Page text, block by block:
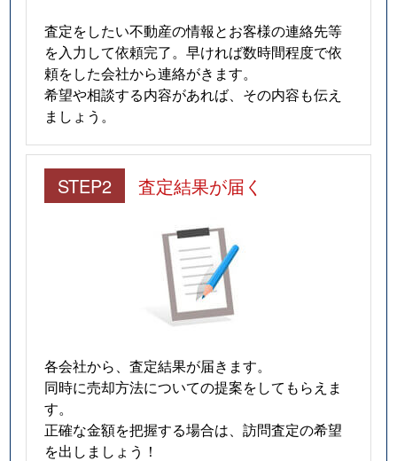
査定をしたい不動産の情報とお客様の連絡先等
を入力して依頼完了。早ければ数時間程度で依
頼をした会社から連絡がきます。
希望や相談する内容があれば、その内容も伝え
ましょう。
STEP2 査定結果が届く
各会社から、査定結果が届きます。
同時に売却方法についての提案をしてもらえま
す。
正確な金額を把握する場合は、訪問査定の希望
を出しましょう！